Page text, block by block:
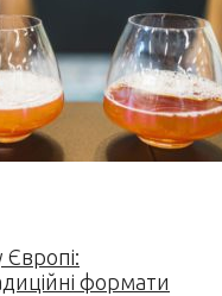
формати